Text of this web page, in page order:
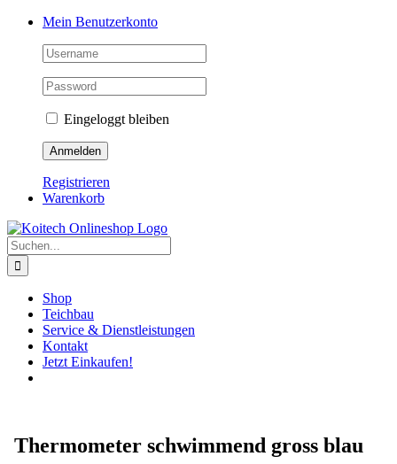
Skip
Mein Benutzerkonto
Eingeloggt bleiben
Registrieren
Warenkorb
Suche
nach:
Shop
Teichbau
Service & Dienstleistungen
Kontakt
Jetzt Einkaufen!
Thermometer schwimmend gross blau